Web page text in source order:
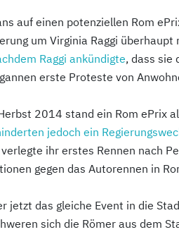
auf einen potenziellen Rom
um Virginia Raggi überhaupt
Raggi ankündigte, dass sie
erste Proteste von
2014 stand ein Rom ePrix
jedoch ein
ihr erstes Rennen nach
gegen das Autorennen in
jetzt das gleiche Event in die
sich die Römer aus dem